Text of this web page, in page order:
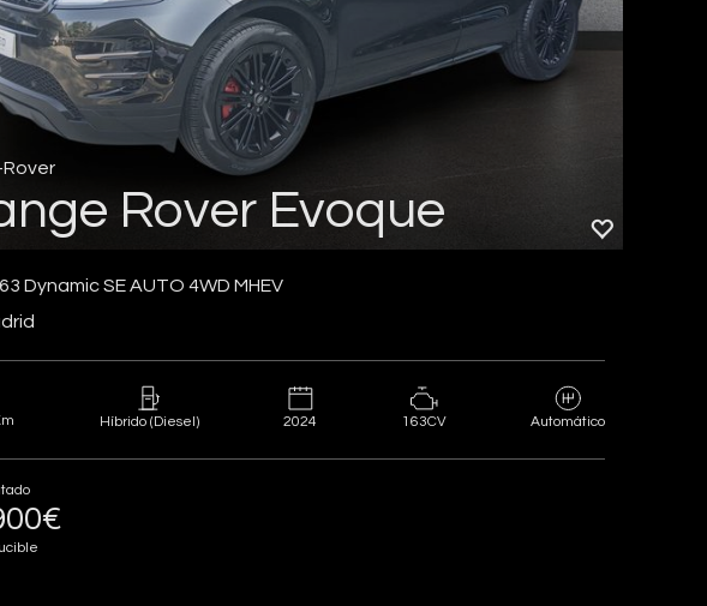
Rover Evoque
Dynamic SE AUTO 4WD MHEV
Híbrido (Diesel) 2024 163CV Automático